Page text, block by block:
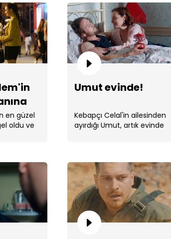
Minik ölüyor!
Mert ve Eylem'in romantik anına
Celal gölge düşürdü
en güzel
oldu ve
Umut evinde!
Kebapçı Celal'in ailesinden
ayırdığı Umut, artık evinde